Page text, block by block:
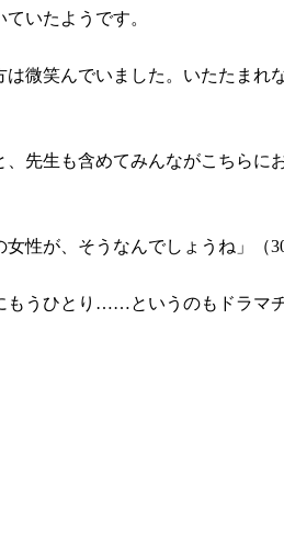
いたようです。
微笑んでいました。いたたまれ
先生も含めてみんながこちらに
性が、そうなんでしょうね」（
もうひとり……というのもドラマ